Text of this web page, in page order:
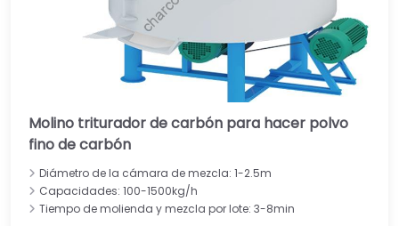
Molino triturador de carbón para hacer polvo
fino de carbón
Diámetro de la cámara de mezcla: 1-2.5m
Capacidades: 100-1500kg/h
Tiempo de molienda y mezcla por lote: 3-8min